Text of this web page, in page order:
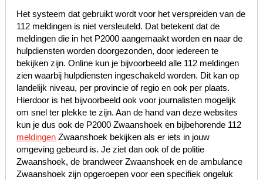
Het systeem dat gebruikt wordt voor het verspreiden van de
112 meldingen is niet versleuteld. Dat betekent dat de
meldingen die in het P2000 aangemaakt worden en naar de
hulpdiensten worden doorgezonden, door iedereen te
bekijken zijn. Online kun je bijvoorbeeld alle 112 meldingen
zien waarbij hulpdiensten ingeschakeld worden. Dit kan op
landelijk niveau, per provincie of regio en ook per plaats.
Hierdoor is het bijvoorbeeld ook voor journalisten mogelijk
om snel ter plekke te zijn. Aan de hand van deze websites
kun je dus ook de P2000 Zwaanshoek en bijbehorende 112
meldingenZwaanshoek bekijken als er iets in jouw
omgeving gebeurd is. Je ziet dan ook of de politie
Zwaanshoek, de brandweer Zwaanshoek en de ambulance
Zwaanshoek zijn opgeroepen voor een specifiek ongeluk